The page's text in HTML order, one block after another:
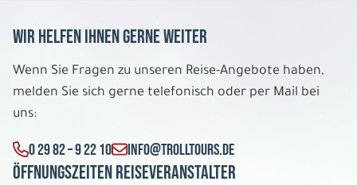
Wir helfen Ihnen gerne weiter
Wenn Sie Fragen zu unseren Reise-Angebote haben,
melden Sie sich gerne telefonisch oder per Mail bei
uns:
0 29 82 – 9 22 10 INFO@TROLLTOURS.DE
Öffnungszeiten Reiseveranstalter